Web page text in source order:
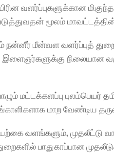
வளர்ப்புகளுக்கான
மூலம் மாவட்டத்தின்
நன்னீர் மீன்வள வளர்ப்புத்
இளைஞர்களுக்கு நிலையான
மட்டக்களப்பு
மாற வேண்டிய
வளங்களும், முதலீட்டு
பாதுகாப்பான